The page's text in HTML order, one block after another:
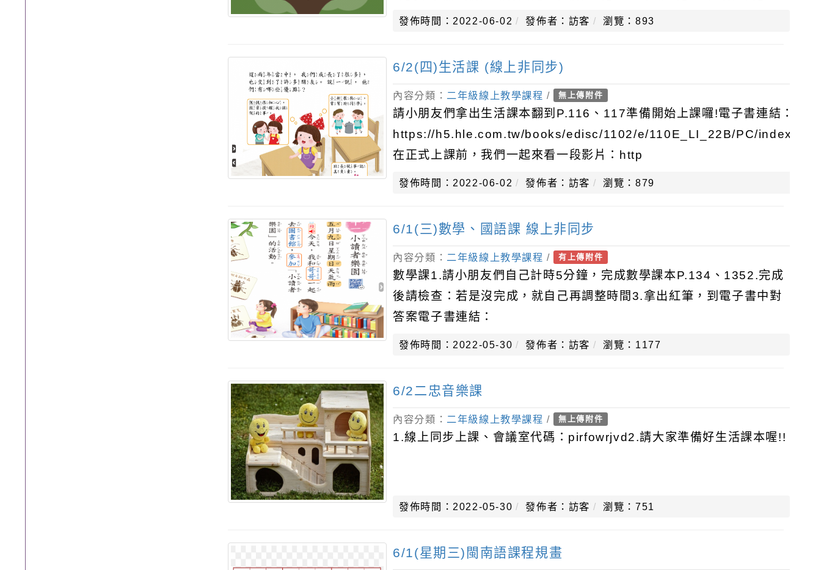
是一個人對自己性別的個人感覺，例如：一個人的身體構造是男生，但
發佈時間：2022-06-02 發佈者：訪客 瀏覽：893
6/2(四)生活課 (線上非同步)
內容分類： 二年級線上教學課程 / 無上傳附件
請小朋友們拿出生活課本翻到P.116、117準備開始上課囉!電子書連結：
https://h5.hle.com.tw/books/edisc/1102/e/110E_LI_22B/PC/
在正式上課前，我們一起來看一段影片：http
發佈時間：2022-06-02 發佈者：訪客 瀏覽：879
6/1(三)數學、國語課 線上非同步
內容分類： 二年級線上教學課程 / 有上傳附件
數學課1.請小朋友們自己計時5分鐘，完成數學課本P.134、1352.完成
後請檢查：若是沒完成，就自己再調整時間3.拿出紅筆，到電子書中對
答案電子書連結：
https://reader.oneclass.com.tw/1b9c7fcd74c247bd
發佈時間：2022-05-30 發佈者：訪客 瀏覽：1177
6/2二忠音樂課
內容分類： 二年級線上教學課程 / 無上傳附件
1.線上同步上課、會議室代碼：pirfowrjvd2.請大家準備好生活課本喔!!
發佈時間：2022-05-30 發佈者：訪客 瀏覽：751
6/1(星期三)閩南語課程規畫